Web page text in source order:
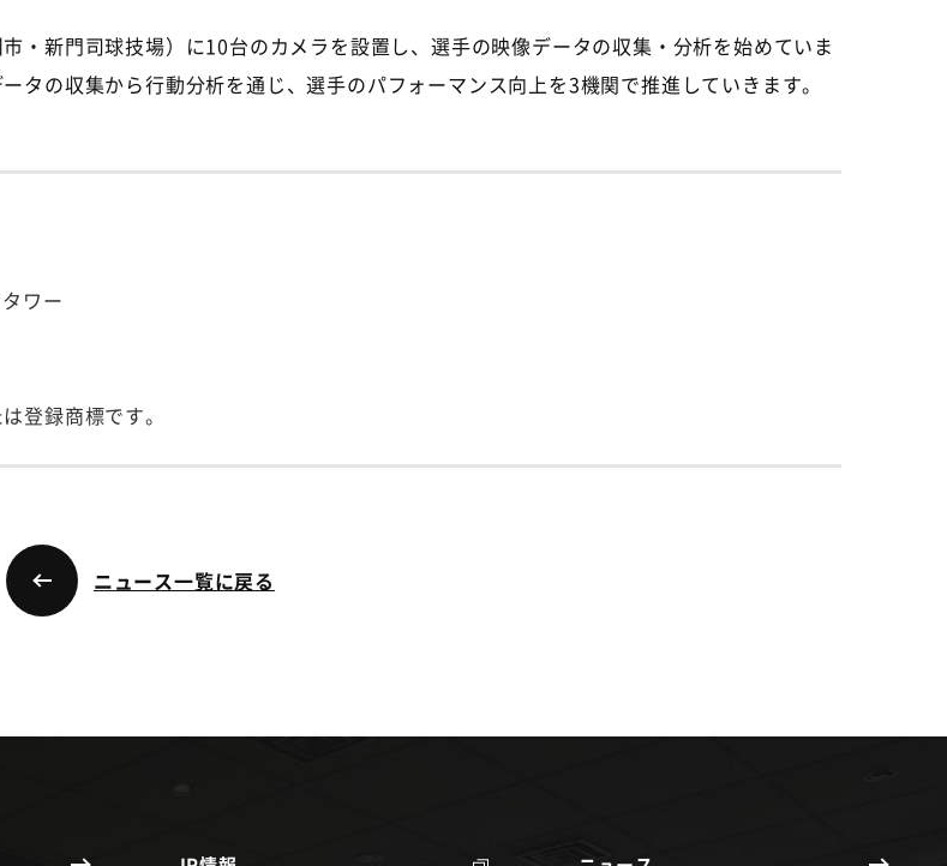
・新門司球技場）に10台のカメラを設置し、選手の映像データの収集・分析を始めていま
タの収集から行動分析を通じ、選手のパフォーマンス向上を3機関で推進していきます。
ワー
登録商標です。
ニュース一覧に戻る